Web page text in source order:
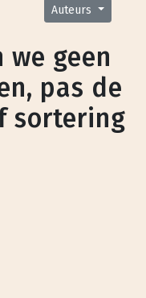
Auteurs
we geen
pas de
sortering